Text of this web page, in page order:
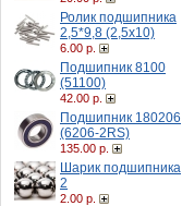
Ролик подшипника
2,5*9,8 (2,5х10)
6.00 р.
Подшипник 8100
(51100)
42.00 р.
Подшипник 180206
(6206-2RS)
135.00 р.
Шарик подшипника
2
2.00 р.